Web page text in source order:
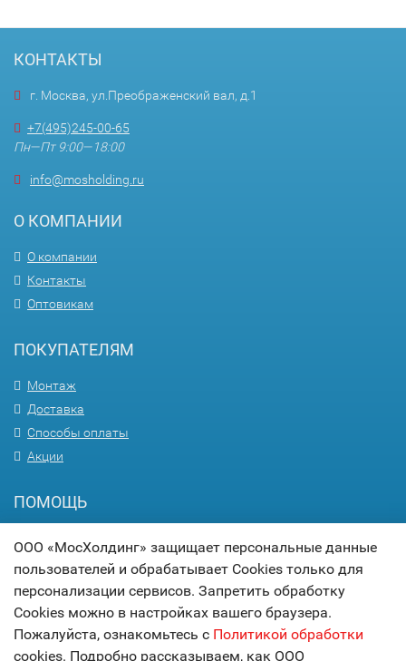
КОНТАКТЫ
г. Москва, ул.Преображенский вал, д.1
+7(495)245-00-65
Пн—Пт 9:00—18:00
info@mosholding.ru
О КОМПАНИИ
О компании
Контакты
Оптовикам
ПОКУПАТЕЛЯМ
Монтаж
Доставка
Способы оплаты
Акции
ПОМОЩЬ
Карта сайта
© 2017 МОСХОЛДИНГ
ООО «МосХолдинг» защищает персональные данные
пользователей и обрабатывает Cookies только для
персонализации сервисов. Запретить обработку
Cookies можно в настройках вашего браузера.
Пожалуйста, ознакомьтесь с Политикой обработки
cookies. Подробно рассказываем, как ООО